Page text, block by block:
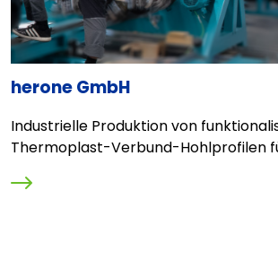
herone GmbH
Industrielle Produktion von
Thermoplast-Verbund-Hohlprofilen